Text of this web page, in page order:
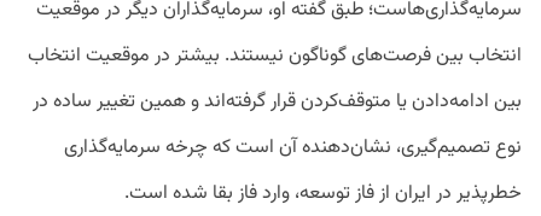
سرمایه‌گذاری‌هاست؛ طبق گفته او، سرمایه‌گذاران دیگر در موقعیت
انتخاب بین فرصت‌های گوناگون نیستند. بیشتر در موقعیت انتخاب
بین ادامه‌دادن یا متوقف‌کردن قرار گرفته‌اند و همین تغییر ساده در
نوع تصمیم‌گیری، نشان‌دهنده آن است که چرخه سرمایه‌گذاری
خطرپذیر در ایران از فاز توسعه، وارد فاز بقا شده است.